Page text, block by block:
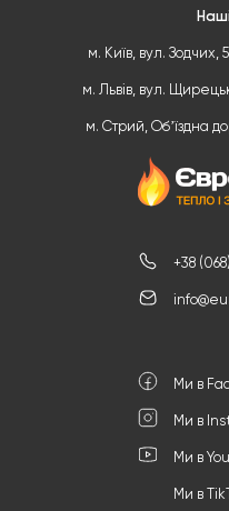
+38
Ми в
Ми в
Ми в
Ми в
м. Київ, вул. Зодчих,
м. Львів, вул.
м. Стрий, Обʼїздна